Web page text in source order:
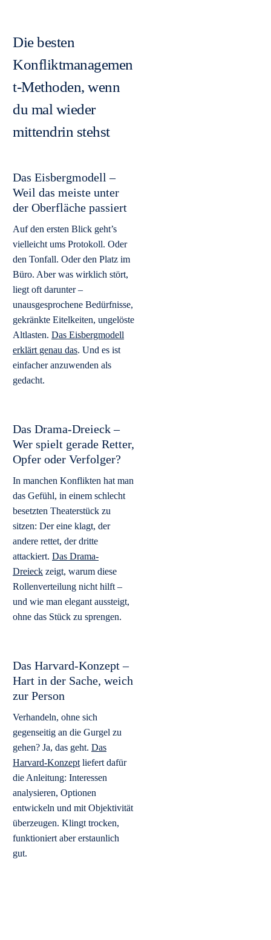
Die besten
Konfliktmanagemen
t-Methoden, wenn
du mal wieder
mittendrin stehst
Das Eisbergmodell –
Weil das meiste unter
der Oberfläche passiert
Auf den ersten Blick geht’s
vielleicht ums Protokoll. Oder
den Tonfall. Oder den Platz im
Büro. Aber was wirklich stört,
liegt oft darunter –
unausgesprochene Bedürfnisse,
gekränkte Eitelkeiten, ungelöste
Altlasten. Das Eisbergmodell
erklärt genau das. Und es ist
einfacher anzuwenden als
gedacht.
Das Drama-Dreieck –
Wer spielt gerade Retter,
Opfer oder Verfolger?
In manchen Konflikten hat man
das Gefühl, in einem schlecht
besetzten Theaterstück zu
sitzen: Der eine klagt, der
andere rettet, der dritte
attackiert. Das Drama-
Dreieck zeigt, warum diese
Rollenverteilung nicht hilft –
und wie man elegant aussteigt,
ohne das Stück zu sprengen.
Das Harvard-Konzept –
Hart in der Sache, weich
zur Person
Verhandeln, ohne sich
gegenseitig an die Gurgel zu
gehen? Ja, das geht. Das
Harvard-Konzept liefert dafür
die Anleitung: Interessen
analysieren, Optionen
entwickeln und mit Objektivität
überzeugen. Klingt trocken,
funktioniert aber erstaunlich
gut.